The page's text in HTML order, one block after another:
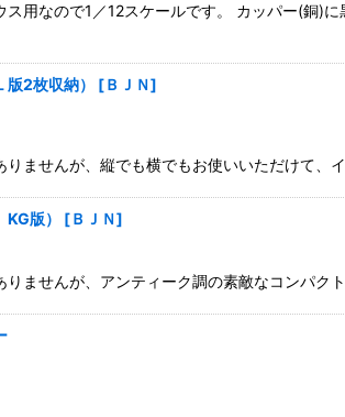
ス用なので1／12スケールです。 カッパー(銅)
2枚収納） [ＢＪＮ]
りませんが、縦でも横でもお使いいただけて
版） [ＢＪＮ]
りませんが、アンティーク調の素敵なコン